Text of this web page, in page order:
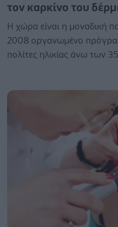
τον καρκίνο του
Η χώρα είναι η μοναδική
2008 οργανωμένο
πολίτες ηλικίας άνω των